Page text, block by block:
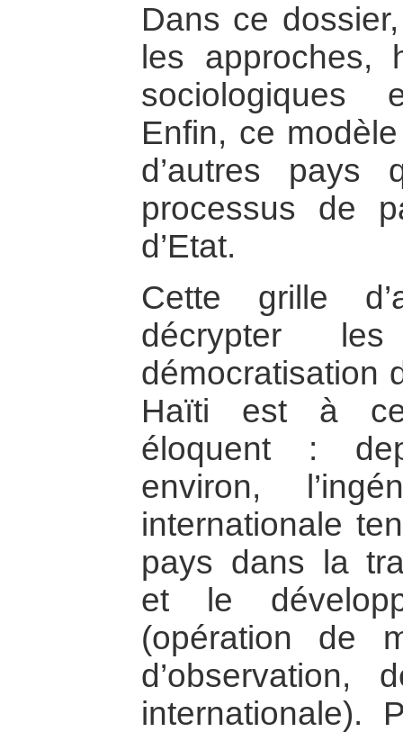
Dans ce
les approches,
sociologiques
Enfin, ce
d’autres pays
processus de
d’Etat.
Cette grille
décrypter
démocratisation
Haïti est à
éloquent :
environ,
internationale
pays dans la
et le
(opération de
d’observation,
internationale).